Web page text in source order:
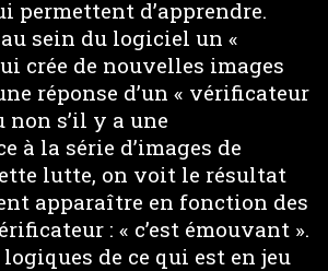
permettent d’apprendre.
sein du logiciel un «
crée de nouvelles images
réponse d’un « vérificateur
non s’il y a une
à la série d’images de
lutte, on voit le résultat
apparaître en fonction des
: « c’est émouvant ».
de ce qui est en jeu